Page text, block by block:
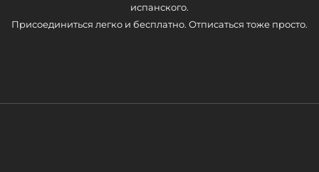
испанского.
Присоединиться легко и бесплатно. Отписаться тоже просто.